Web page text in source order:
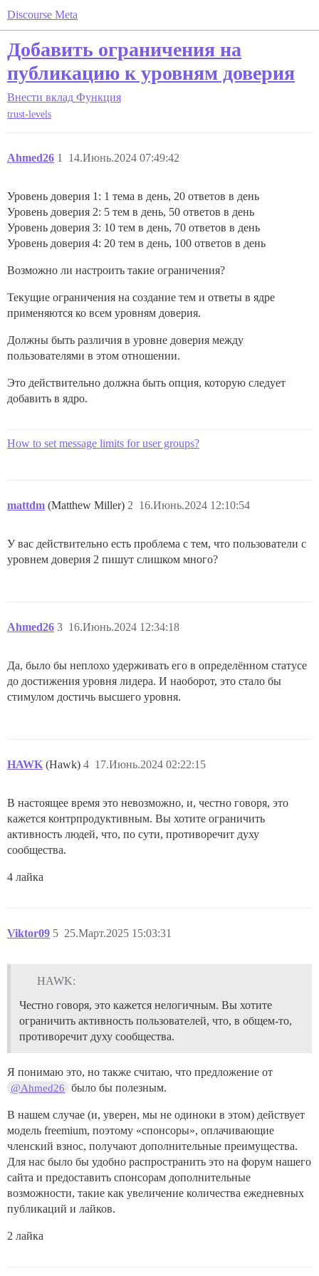
Discourse Meta
Добавить ограничения на
публикацию к уровням доверия
Внести вклад Функция
trust-levels
Ahmed26 14.Июнь.2024 07:49:42
1
Уровень доверия 1: 1 тема в день, 20 ответов в день
Уровень доверия 2: 5 тем в день, 50 ответов в день
Уровень доверия 3: 10 тем в день, 70 ответов в день
Уровень доверия 4: 20 тем в день, 100 ответов в день
Возможно ли настроить такие ограничения?
Текущие ограничения на создание тем и ответы в ядре
применяются ко всем уровням доверия.
Должны быть различия в уровне доверия между
пользователями в этом отношении.
Это действительно должна быть опция, которую следует
добавить в ядро.
How to set message limits for user groups?
mattdm (Matthew Miller) 16.Июнь.2024 12:10:54
2
У вас действительно есть проблема с тем, что пользователи с
уровнем доверия 2 пишут слишком много?
Ahmed26 16.Июнь.2024 12:34:18
3
Да, было бы неплохо удерживать его в определённом статусе
до достижения уровня лидера. И наоборот, это стало бы
стимулом достичь высшего уровня.
HAWK (Hawk) 17.Июнь.2024 02:22:15
4
В настоящее время это невозможно, и, честно говоря, это
кажется контрпродуктивным. Вы хотите ограничить
активность людей, что, по сути, противоречит духу
сообщества.
4 лайка
Viktor09 25.Март.2025 15:03:31
5
HAWK:
Честно говоря, это кажется нелогичным. Вы хотите
ограничить активность пользователей, что, в общем-то,
противоречит духу сообщества.
Я понимаю это, но также считаю, что предложение от
@Ahmed26 было бы полезным.
В нашем случае (и, уверен, мы не одиноки в этом) действует
модель freemium, поэтому «спонсоры», оплачивающие
членский взнос, получают дополнительные преимущества.
Для нас было бы удобно распространить это на форум нашего
сайта и предоставить спонсорам дополнительные
возможности, такие как увеличение количества ежедневных
публикаций и лайков.
2 лайка